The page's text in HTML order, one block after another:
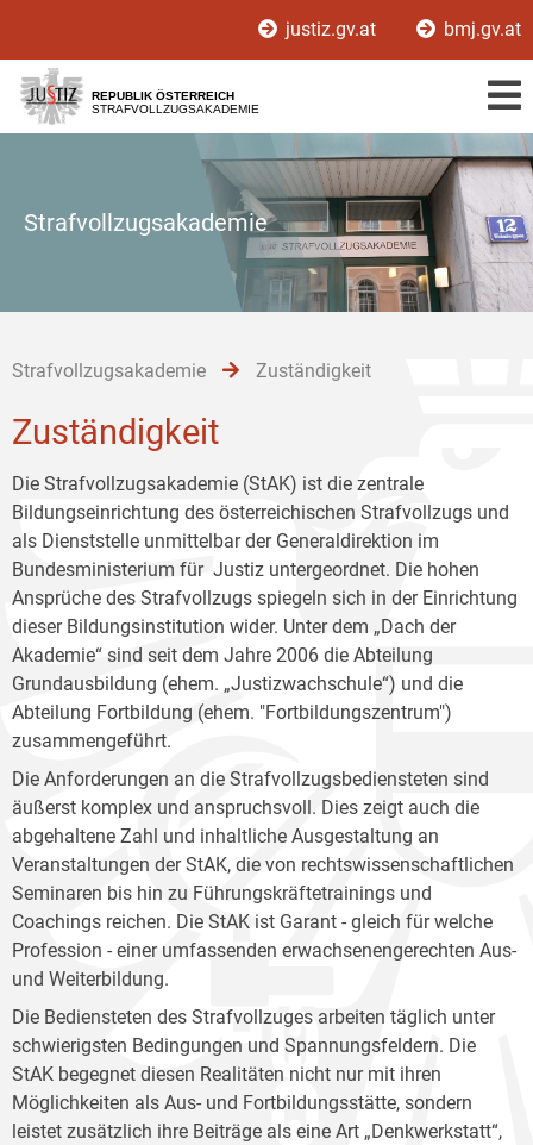
[1]
[2]
[3]
justiz.gv.at bmj.gv.at
REPUBLIK ÖSTERREICH
STRAFVOLLZUGSAKADEMIE
Strafvollzugsakademie
Strafvollzugsakademie Zuständigkeit
Zuständigkeit
Die Strafvollzugsakademie (StAK) ist die zentrale
Bildungseinrichtung des österreichischen Strafvollzugs und
als Dienststelle unmittelbar der Generaldirektion im
Bundesministerium für Justiz untergeordnet. Die hohen
Ansprüche des Strafvollzugs spiegeln sich in der Einrichtung
dieser Bildungsinstitution wider. Unter dem „Dach der
Akademie“ sind seit dem Jahre 2006 die Abteilung
Grundausbildung (ehem. „Justizwachschule“) und die
Abteilung Fortbildung (ehem. "Fortbildungszentrum")
zusammengeführt.
Die Anforderungen an die Strafvollzugsbediensteten sind
äußerst komplex und anspruchsvoll. Dies zeigt auch die
abgehaltene Zahl und inhaltliche Ausgestaltung an
Veranstaltungen der StAK, die von rechtswissenschaftlichen
Seminaren bis hin zu Führungskräftetrainings und
Coachings reichen. Die StAK ist Garant - gleich für welche
Profession - einer umfassenden erwachsenengerechten Aus-
und Weiterbildung.
Die Bediensteten des Strafvollzuges arbeiten täglich unter
schwierigsten Bedingungen und Spannungsfeldern. Die
StAK begegnet diesen Realitäten nicht nur mit ihren
Möglichkeiten als Aus- und Fortbildungsstätte, sondern
leistet zusätzlich ihre Beiträge als eine Art „Denkwerkstatt“,